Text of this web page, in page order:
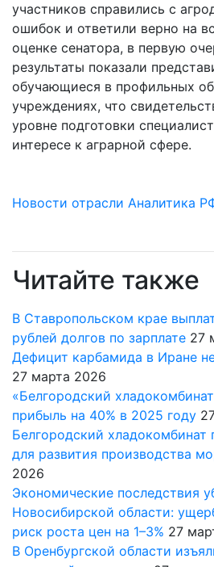
участников справились с
ошибок и ответили верно на
оценке сенатора, в первую
результаты показали
обучающиеся в профильных
учреждениях, что
уровне подготовки
интересе к аграрной сфере.
Новости отрасли Аналитика
Читайте также
В Ставропольском крае
рублей долгов по зарплате 27
Дефицит карбамида в Иране
27 марта 2026
«Белгородский
прибыль на 40% в 2025 году
Белгородский
для развития производства
2026
Экономические последствия
Новосибирской области:
риск роста цен на 1–3% 27
В Оренбургской области